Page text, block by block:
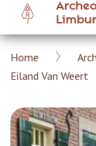
Overslaan
naar
inhoud
Home
Eiland Van Weert